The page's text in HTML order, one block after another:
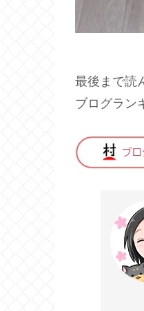
最後まで読
ブログラン